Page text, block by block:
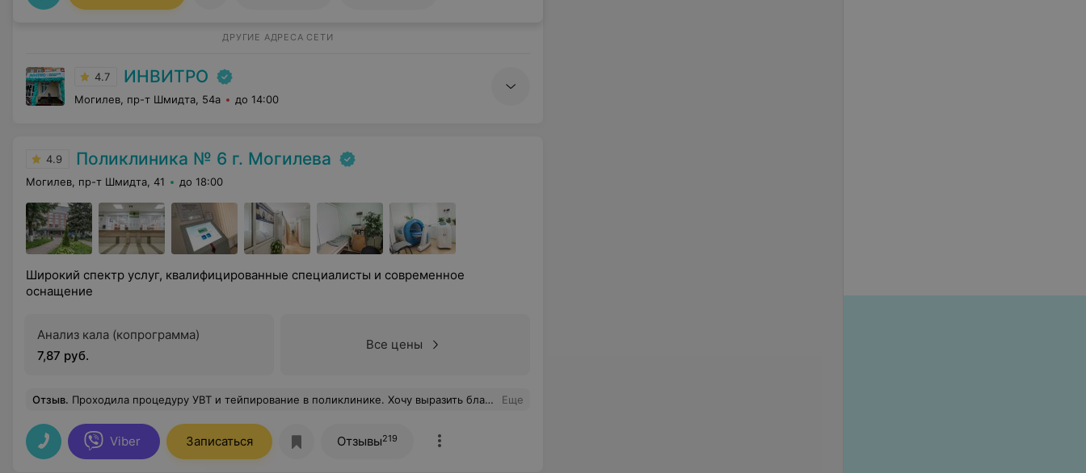
ДРУГИЕ АДРЕСА СЕТИ
4.7 ИНВИТРО
Могилев, пр-т Шмидта, 54а до 14:00
4.9 Поликлиника № 6 г. Могилева
Могилев, пр-т Шмидта, 41 до 18:00
Широкий спектр услуг, квалифицированные специалисты и современное
оснащение
Анализ кала (копрограмма)
7,87 руб.
Все цены
Отзыв. Проходила процедуру УВТ и тейпирование в поликлинике. Хочу выразить благодарность Голянтовой ТВ за индивидуальный подход, процедуры помогли, улучшилось самочувствие. Всем рекомендую Еще
Viber Записаться Отзывы219